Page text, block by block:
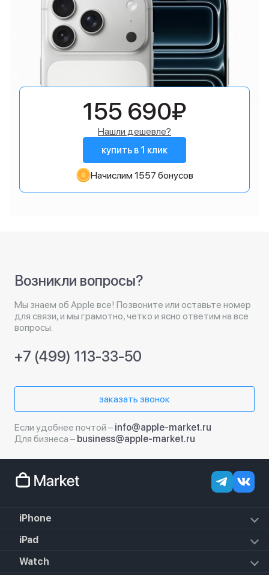
155 690₽
Нашли дешевле?
купить в 1 клик
Начислим 1557 бонусов
Возникли вопросы?
Мы знаем об Apple все! Позвоните или оставьте номер
для связи, и мы грамотно, четко и ясно ответим на все
вопросы.
+7 (499) 113-33-50
заказать звонок
Если удобнее почтой – info@apple-market.ru
Для бизнеса – business@apple-market.ru
iPhone
iPhone 18 Pro Max
iPhone 18
iPad
iPad Air (2022)
Watch